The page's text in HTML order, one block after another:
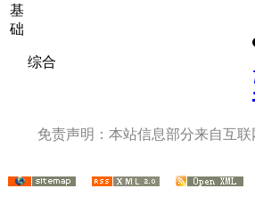
基
础
综合
免责声明：本站信息部分来自互